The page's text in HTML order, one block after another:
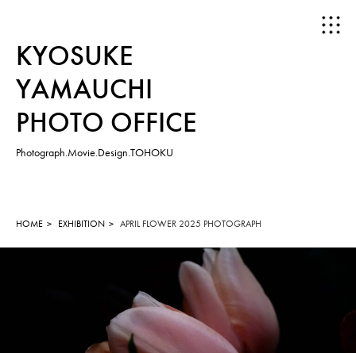
KYOSUKE
YAMAUCHI
PHOTO OFFICE
Photograph.Movie.Design.TOHOKU
ABOUT
WORKS
PHOTOGRAPH
MOVIE
HOME EXHIBITION APRIL FLOWER 2025 PHOTOGRAPH